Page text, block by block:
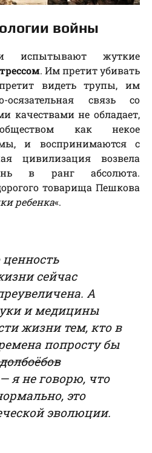
войны
испытывают жуткие
. Им претит убивать
видеть трупы, им
осязательная связь со
качествами не обладает,
как некое
и воспринимаются с
цивилизация возвела
в ранг абсолюта.
товарища Пешкова
ребенка«.
сейчас
А
и медицины
жизни тем, кто в
попросту бы
долбоёбов
я не говорю, что
это
эволюции.